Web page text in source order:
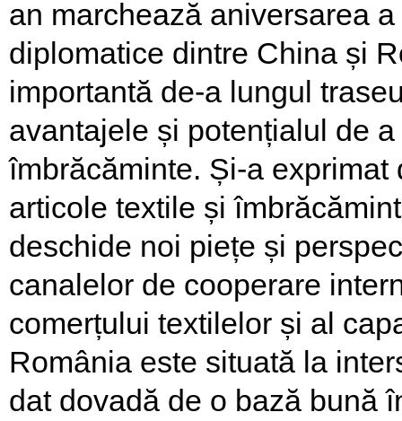
an marchează aniversarea
diplomatice dintre China și
importantă de-a lungul
avantajele și potențialul de
îmbrăcăminte. Și-a
articole textile și
deschide noi piețe și
canalelor de cooperare
comerțului textilelor și al
România este situată la
dat dovadă de o bază bună